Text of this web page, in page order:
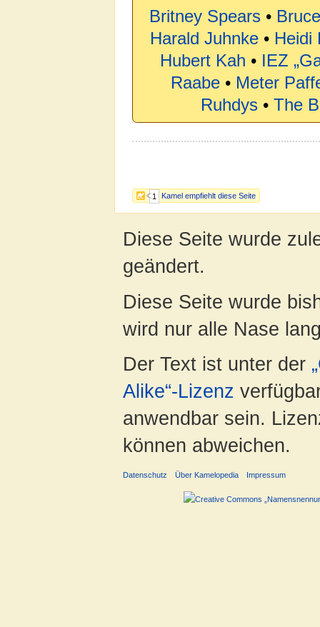
1 Kamel empfiehlt diese Seite
Britney Spears •
Harald Juhnke • Heidi
Hubert Kah • IEZ
Raabe • Meter
Ruhdys • The
Diese Seite wurde
geändert.
Diese Seite wurde
wird nur alle Nase
Der Text ist unter der
Alike“-Lizenz
anwendbar sein.
können abweichen.
Datenschutz Über Kamelopedia Impressum